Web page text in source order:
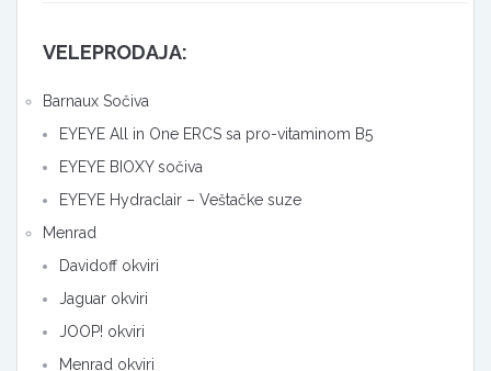
VELEPRODAJA:
Barnaux Sočiva
EYEYE All in One ERCS sa pro-vitaminom B5
EYEYE BIOXY sočiva
EYEYE Hydraclair – Veštačke suze
Menrad
Davidoff okviri
Jaguar okviri
JOOP! okviri
Menrad okviri